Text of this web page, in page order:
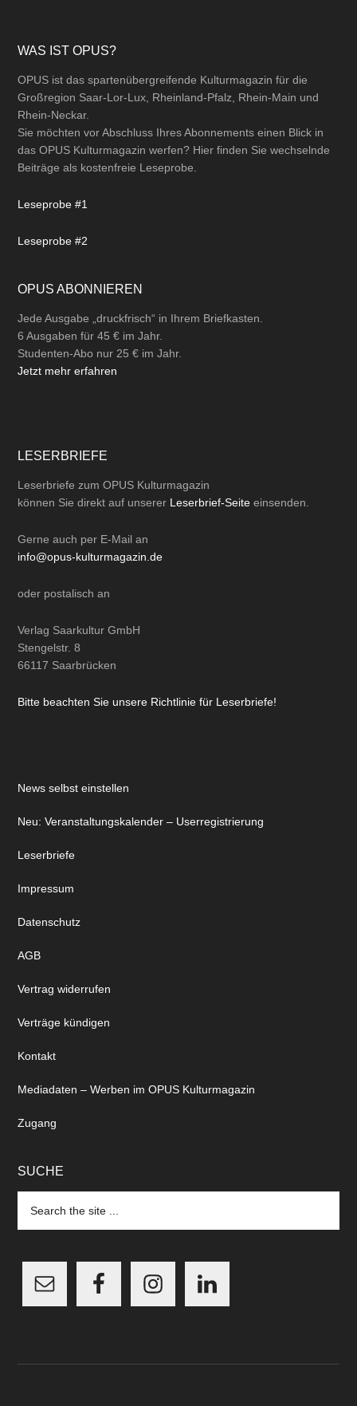
Footer
WAS IST OPUS?
OPUS ist das spartenübergreifende Kulturmagazin für die
Großregion Saar-Lor-Lux, Rheinland-Pfalz, Rhein-Main und
Rhein-Neckar.
Sie möchten vor Abschluss Ihres Abonnements einen Blick in
das OPUS Kulturmagazin werfen? Hier finden Sie wechselnde
Beiträge als kostenfreie Leseprobe.
Leseprobe #1
Leseprobe #2
OPUS ABONNIEREN
Jede Ausgabe „druckfrisch“ in Ihrem Briefkasten.
6 Ausgaben für 45 € im Jahr.
Studenten-Abo nur 25 € im Jahr.
Jetzt mehr erfahren
LESERBRIEFE
Leserbriefe zum OPUS Kulturmagazin
können Sie direkt auf unserer Leserbrief-Seite einsenden.
Gerne auch per E-Mail an
info@opus-kulturmagazin.de
oder postalisch an
Verlag Saarkultur GmbH
Stengelstr. 8
66117 Saarbrücken
Bitte beachten Sie unsere Richtlinie für Leserbriefe!
News selbst einstellen
Neu: Veranstaltungskalender – Userregistrierung
Leserbriefe
Impressum
Datenschutz
AGB
Vertrag widerrufen
Verträge kündigen
Kontakt
Mediadaten – Werben im OPUS Kulturmagazin
Zugang
SUCHE
the